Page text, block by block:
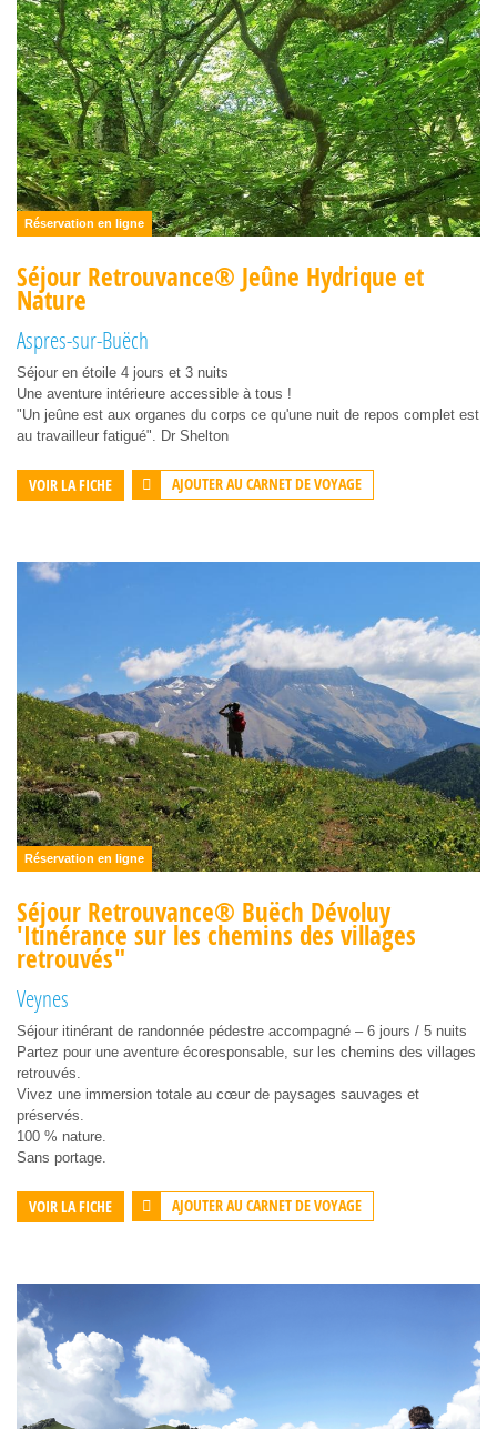
Réservation en ligne
Séjour Retrouvance® Jeûne Hydrique et
Nature
Aspres-sur-Buëch
Séjour en étoile 4 jours et 3 nuits
Une aventure intérieure accessible à tous !
"Un jeûne est aux organes du corps ce qu'une nuit de repos complet est
au travailleur fatigué". Dr Shelton
VOIR LA FICHE AJOUTER AU CARNET DE VOYAGE
Réservation en ligne
Séjour Retrouvance® Buëch Dévoluy
'Itinérance sur les chemins des villages
retrouvés"
Veynes
Séjour itinérant de randonnée pédestre accompagné – 6 jours / 5 nuits
Partez pour une aventure écoresponsable, sur les chemins des villages
retrouvés.
Vivez une immersion totale au cœur de paysages sauvages et
préservés.
100 % nature.
Sans portage.
VOIR LA FICHE AJOUTER AU CARNET DE VOYAGE